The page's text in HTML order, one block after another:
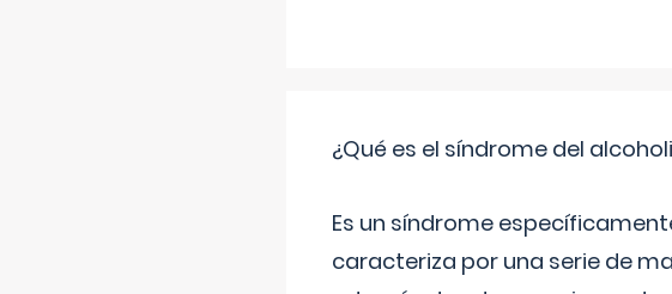
¿Qué es el síndrome del
Es un síndrome
caracteriza por una serie de